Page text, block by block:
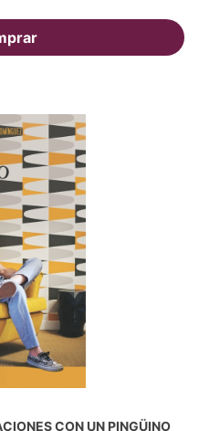
CON UN PINGÜINO